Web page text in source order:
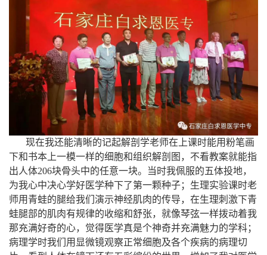
现在我还能清晰的记起解剖学老师在上课时能用粉笔画
下和书本上一模一样的细胞和组织解剖图，不看教案就能指
出人体206块骨头中的任意一块。当时我佩服的五体投地，
为我心中决心学好医学种下了第一颗种子；生理实验课时老
师用青蛙的腿给我们演示神经肌肉的传导，在生理刺激下青
蛙腿部的肌肉有规律的收缩和舒张，就像琴弦一样拨动着我
那充满好奇的心，觉得医学真是个神奇并充满魅力的学科；
病理学时我们用显微镜观察正常细胞及各个疾病的病理切